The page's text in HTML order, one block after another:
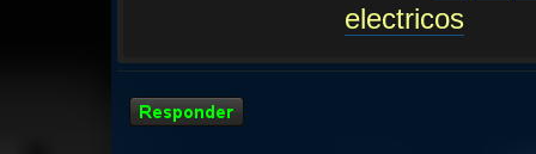
electricos
Responder